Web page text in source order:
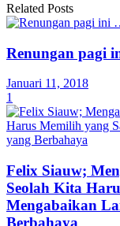
Related Posts
Renungan pagi
Januari 11, 2018
1
Felix Siauw;
Seolah Kita
Mengabaikan
Berbahaya